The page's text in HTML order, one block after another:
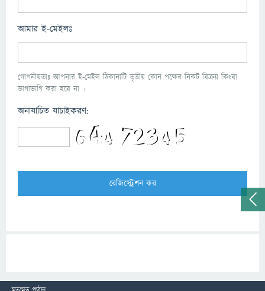
আমার ই-মেইলঃ
গোপনীয়তাঃ আপনার ই-মেইল ঠিকানাটি তৃতীয় কোন পক্ষের নিকট বিক্রয় কিংবা
ভাগাভাগি করা হবে না ।
অনাযাচিত যাচাইকরণ: